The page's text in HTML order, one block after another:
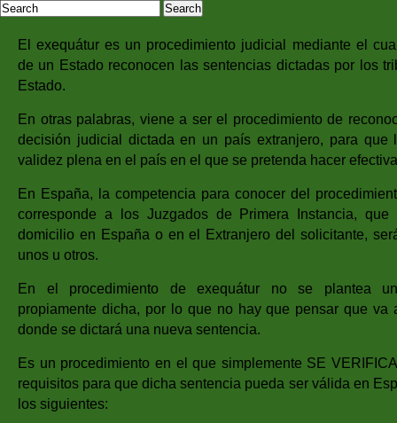
El exequátur es un procedimiento judicial mediante el
de un Estado reconocen las sentencias dictadas por los
Estado.
En otras palabras, viene a ser el procedimiento de
decisión judicial dictada en un país extranjero, para que
validez plena en el país en el que se pretenda hacer
En España, la competencia para conocer del
corresponde a los Juzgados de Primera Instancia,
domicilio en España o en el Extranjero del solicitante,
unos u otros.
En el procedimiento de exequátur no se plantea
propiamente dicha, por lo que no hay que pensar que va
donde se dictará una nueva sentencia.
Es un procedimiento en el que simplemente SE
requisitos para que dicha sentencia pueda ser válida en
los siguientes: